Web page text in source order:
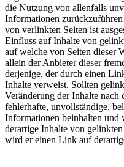
die Nutzung von allenfalls
Informationen
von verlinkten Seiten ist
Einfluss auf Inhalte von
auf welche von Seiten dieser
allein der Anbieter dieser
derjenige, der durch einen
Inhalte verweist. Sollten
Veränderung der Inhalte nach
fehlerhafte, unvollständige,
Informationen beinhalten und
derartige Inhalte von
wird er einen Link auf